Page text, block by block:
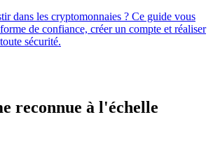
dans les cryptomonnaies ? Ce guide vous
de confiance, créer un compte et réaliser
sécurité.
reconnue à l'échelle